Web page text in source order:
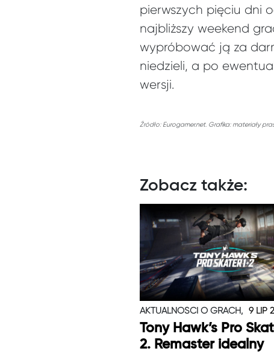
pierwszych pięciu dni
najbliższy weekend
wypróbować ją za
niedzieli, a po
wersji.
Źródło: Eurogamer.net. Grafika: materiały
Zobacz także:
AKTUALNOŚCI O GRACH, 9 LIP
Tony Hawk’s Pro
2. Remaster idealny